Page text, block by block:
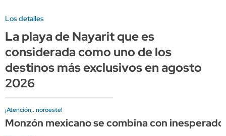
Los detalles
La playa de Nayarit que es
considerada como uno de los
destinos más exclusivos en agosto
2026
¡Atención,. noroeste!
Monzón mexicano se combina con